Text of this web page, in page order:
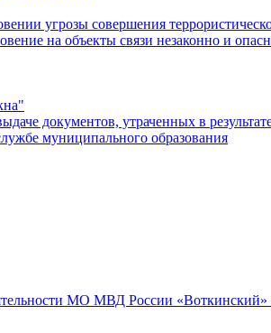
угрозы совершения
на объекты связи незаконно и
документов, утраченных в
муниципального образования
МО МВД России «Воткинский»